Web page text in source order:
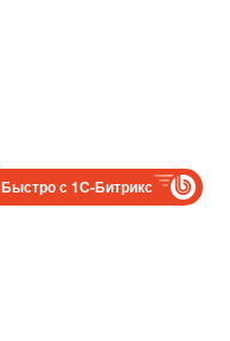
Быстро с 1С-Битрикс